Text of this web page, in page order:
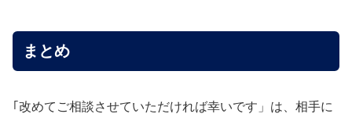
まとめ
｢改めてご相談させていただければ幸いです」は、相手に